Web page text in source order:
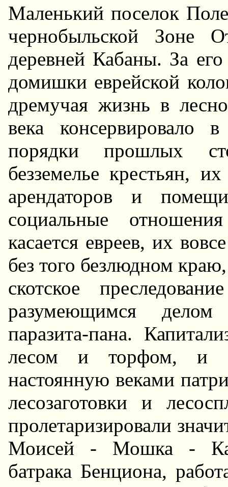
Маленький поселок
чернобыльской Зоне
деревней Кабаны. За
домишки еврейской
дремучая жизнь в
века консервировало
порядки прошлых
безземелье крестьян,
арендаторов и
социальные
касается евреев, их
без того безлюдном
скотское
разумеющимся
паразита-пана.
лесом и торфом, и в
настоянную веками
лесозаготовки и
пролетаризировали
Моисей - Мошка -
батрака Бенциона,